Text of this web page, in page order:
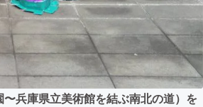
兵庫県立美術館を結ぶ南北の道）を